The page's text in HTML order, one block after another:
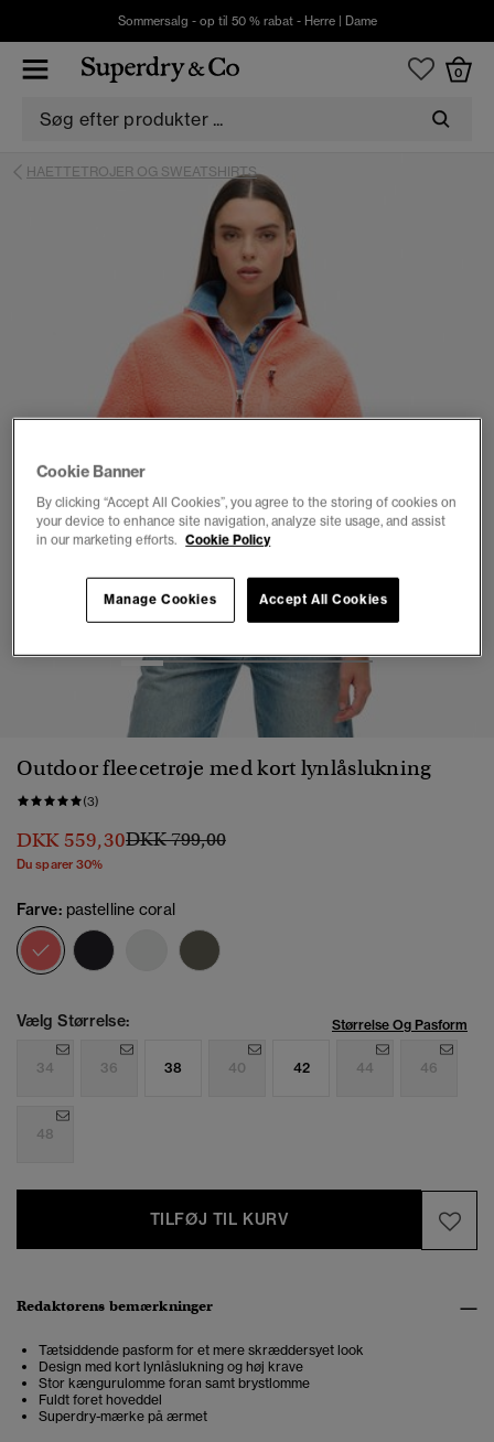
Sommersalg - op til 50 % rabat - Herre| Dame
0
HAETTETROJER OG SWEATSHIRTS
1 2 3 4 6
Outdoor fleecetrøje med kort lynlåslukning
(3)
DKK 559,30Pris nedsat fra
DKK 799,00til
Du sparer 30%
Farve: pastelline coral
valgt
Vælg Størrelse: Størrelse Og Pasform
34 36 38 40 42 44 46
48
TILFØJ TIL KURV
Redaktørens bemærkninger
Tætsiddende pasform for et mere skræddersyet look
Design med kort lynlåslukning og høj krave
Stor kængurulomme foran samt brystlomme
Fuldt foret hoveddel
Superdry-mærke på ærmet
Cookie Banner
By clicking “Accept All Cookies”, you agree to the storing of cookies on
your device to enhance site navigation, analyze site usage, and assist
in our marketing efforts. Cookie Policy
Accept All Cookies
Manage Cookies